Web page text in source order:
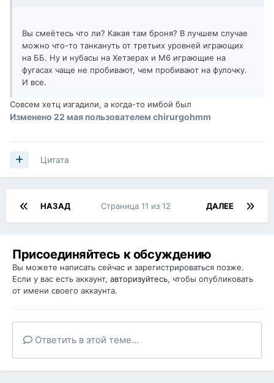
Вы смеётесь что ли? Какая там броня? В лучшем случае
можно что-то танкануть от третьих уровней играющих
на ББ. Ну и нубасы на Хетзерах и М6 играющие на
фугасах чаще не пробивают, чем пробивают на фулочку.
И все.
Совсем хетц изгадили, а когда-то имбой был
Изменено 22 мая пользователем chirurgohmm
Цитата
НАЗАД ДАЛЕЕ
Страница 11 из 12
Присоединяйтесь к обсуждению
Вы можете написать сейчас и зарегистрироваться позже.
Если у вас есть аккаунт, авторизуйтесь, чтобы опубликовать
от имени своего аккаунта.
Ответить в этой теме...